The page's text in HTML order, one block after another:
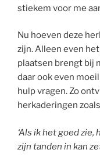
stiekem voor me
Nu hoeven deze
zijn. Alleen even
plaatsen brengt bij
daar ook even
hulp vragen. Zo
herkaderingen
‘Als ik het goed
zijn tanden in kan